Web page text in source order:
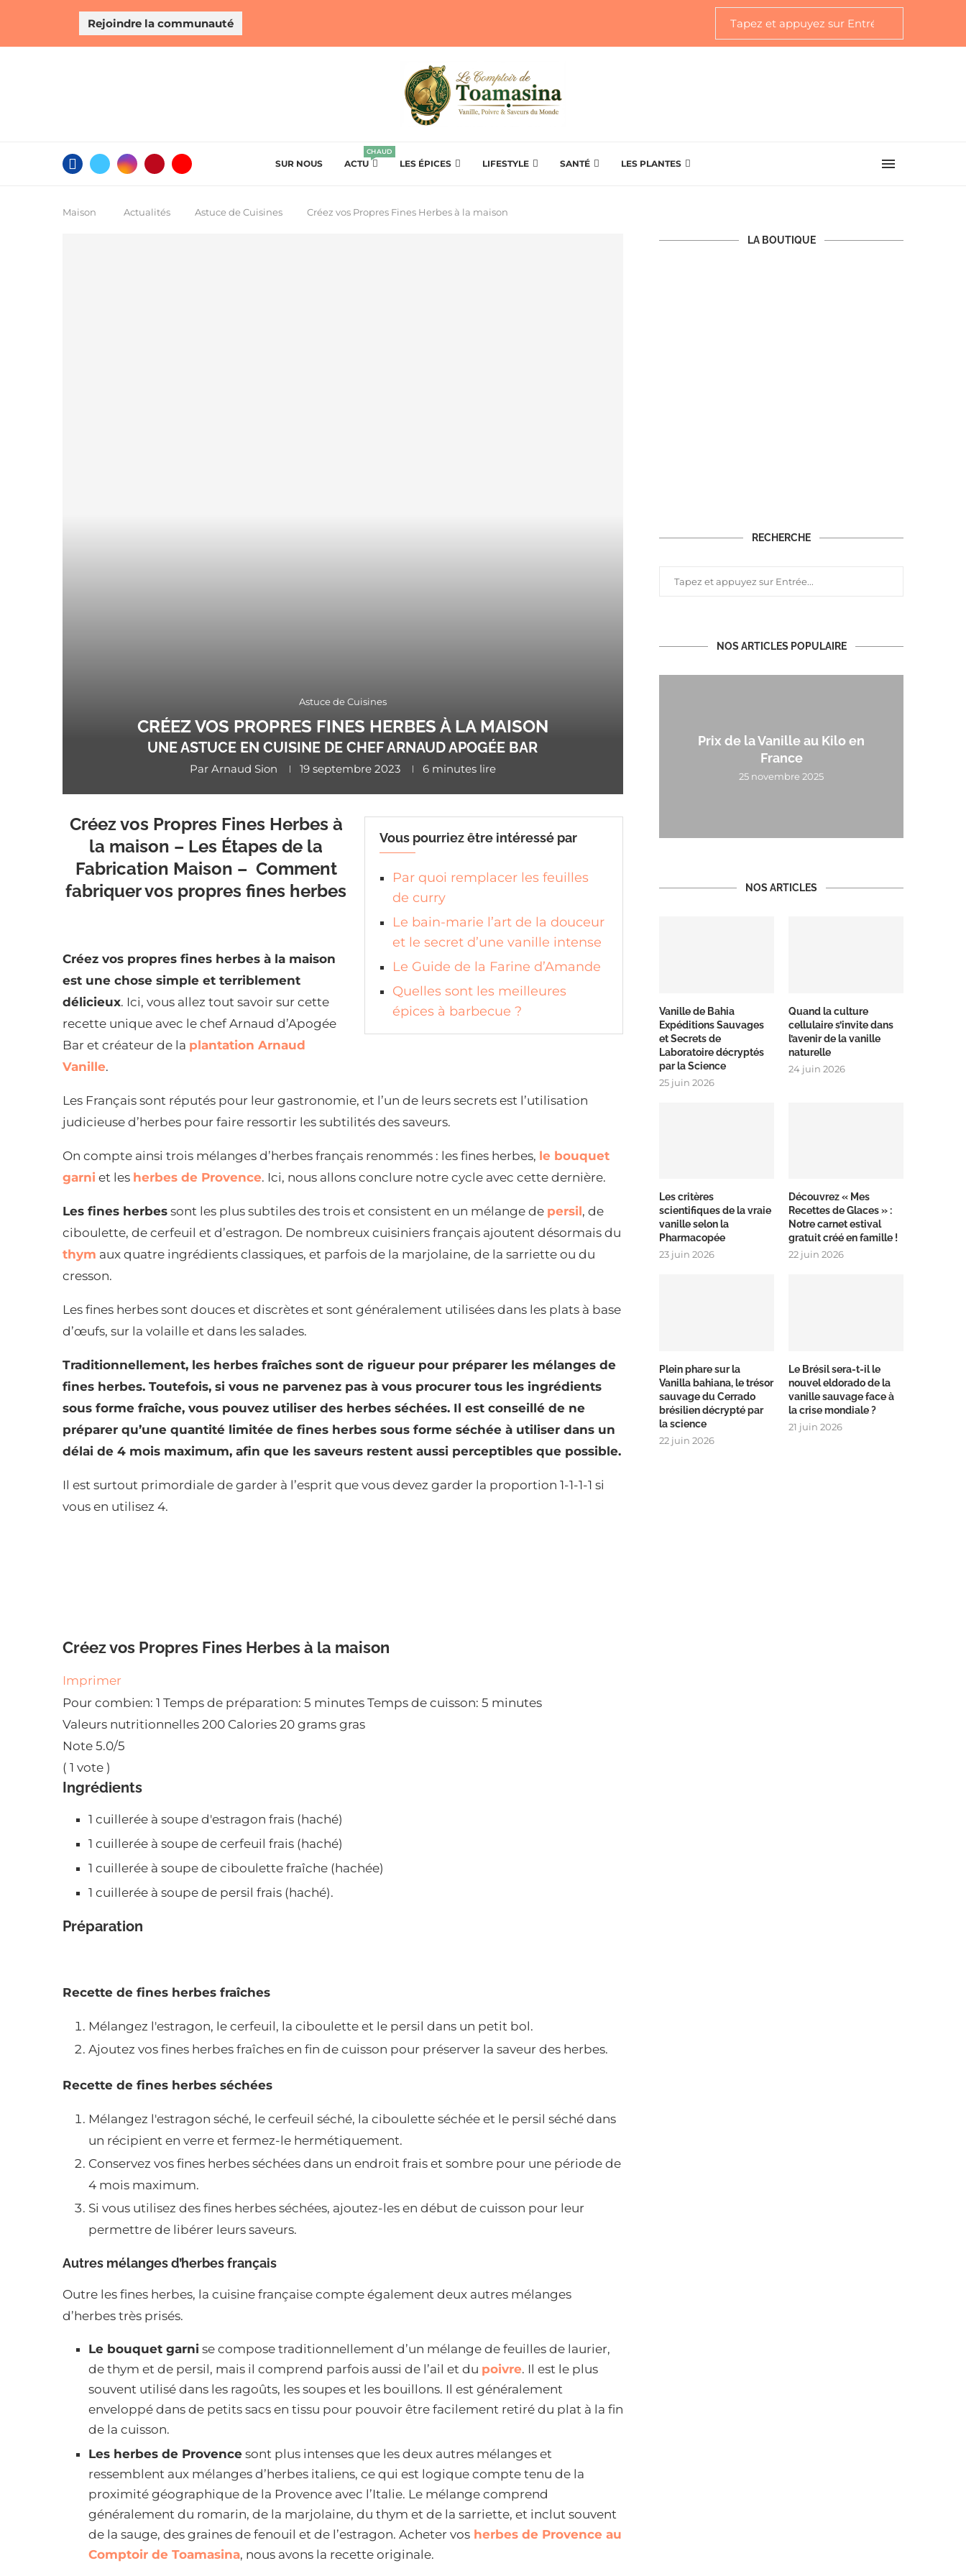
Rejoindre la communauté
SUR NOUS ACTU
CHAUD
LES ÉPICES LIFESTYLE SANTÉ LES PLANTES
Maison Actualités Astuce de Cuisines Créez vos Propres Fines Herbes à la maison
Astuce de Cuisines
CRÉEZ VOS PROPRES FINES HERBES À LA MAISON
UNE ASTUCE EN CUISINE DE CHEF ARNAUD APOGÉE BAR
Par Arnaud Sion 19 septembre 2023 6 minutes lire
Vous pourriez être intéressé par
Par quoi remplacer les feuilles
de curry
Le bain-marie l’art de la douceur
et le secret d’une vanille intense
Le Guide de la Farine d’Amande
Quelles sont les meilleures
épices à barbecue ?
Créez vos Propres Fines Herbes à
la maison – Les Étapes de la
Fabrication Maison – Comment
fabriquer vos propres fines herbes
Créez vos propres fines herbes à la maison
est une chose simple et terriblement
délicieux. Ici, vous allez tout savoir sur cette
recette unique avec le chef Arnaud d’Apogée
Bar et créateur de la plantation Arnaud
Vanille.
Les Français sont réputés pour leur gastronomie, et l’un de leurs secrets est l’utilisation
judicieuse d’herbes pour faire ressortir les subtilités des saveurs.
On compte ainsi trois mélanges d’herbes français renommés : les fines herbes, le bouquet
garni et les herbes de Provence. Ici, nous allons conclure notre cycle avec cette dernière.
Les fines herbes sont les plus subtiles des trois et consistent en un mélange de persil, de
ciboulette, de cerfeuil et d’estragon. De nombreux cuisiniers français ajoutent désormais du
thym aux quatre ingrédients classiques, et parfois de la marjolaine, de la sarriette ou du
cresson.
Les fines herbes sont douces et discrètes et sont généralement utilisées dans les plats à base
d’œufs, sur la volaille et dans les salades.
Traditionnellement, les herbes fraîches sont de rigueur pour préparer les mélanges de
fines herbes. Toutefois, si vous ne parvenez pas à vous procurer tous les ingrédients
sous forme fraîche, vous pouvez utiliser des herbes séchées. Il est conseillé de ne
préparer qu’une quantité limitée de fines herbes sous forme séchée à utiliser dans un
délai de 4 mois maximum, afin que les saveurs restent aussi perceptibles que possible.
Il est surtout primordiale de garder à l’esprit que vous devez garder la proportion 1-1-1-1 si
vous en utilisez 4.
Créez vos Propres Fines Herbes à la maison
Imprimer
Pour combien: 1 Temps de préparation: 5 minutes Temps de cuisson: 5 minutes
Valeurs nutritionnelles 200 Calories 20 grams gras
Note 5.0/5
( 1 vote )
Ingrédients
1 cuillerée à soupe d'estragon frais (haché)
1 cuillerée à soupe de cerfeuil frais (haché)
1 cuillerée à soupe de ciboulette fraîche (hachée)
1 cuillerée à soupe de persil frais (haché).
Préparation
Recette de fines herbes fraîches
Mélangez l'estragon, le cerfeuil, la ciboulette et le persil dans un petit bol.
Ajoutez vos fines herbes fraîches en fin de cuisson pour préserver la saveur des herbes.
Recette de fines herbes séchées
Mélangez l'estragon séché, le cerfeuil séché, la ciboulette séchée et le persil séché dans
un récipient en verre et fermez-le hermétiquement.
Conservez vos fines herbes séchées dans un endroit frais et sombre pour une période de
4 mois maximum.
Si vous utilisez des fines herbes séchées, ajoutez-les en début de cuisson pour leur
permettre de libérer leurs saveurs.
Autres mélanges d’herbes français
Outre les fines herbes, la cuisine française compte également deux autres mélanges
d’herbes très prisés.
Le bouquet garni se compose traditionnellement d’un mélange de feuilles de laurier,
de thym et de persil, mais il comprend parfois aussi de l’ail et du poivre. Il est le plus
souvent utilisé dans les ragoûts, les soupes et les bouillons. Il est généralement
enveloppé dans de petits sacs en tissu pour pouvoir être facilement retiré du plat à la fin
de la cuisson.
Les herbes de Provence sont plus intenses que les deux autres mélanges et
ressemblent aux mélanges d’herbes italiens, ce qui est logique compte tenu de la
proximité géographique de la Provence avec l’Italie. Le mélange comprend
généralement du romarin, de la marjolaine, du thym et de la sarriette, et inclut souvent
de la sauge, des graines de fenouil et de l’estragon. Acheter vos herbes de Provence au
Comptoir de Toamasina, nous avons la recette originale.
LA BOUTIQUE
RECHERCHE
NOS ARTICLES POPULAIRE
Prix de la Vanille au Kilo en
France
25 novembre 2025
NOS ARTICLES
Vanille de Bahia
Expéditions Sauvages
et Secrets de
Laboratoire décryptés
par la Science
25 juin 2026
Quand la culture
cellulaire s’invite dans
l’avenir de la vanille
naturelle
24 juin 2026
Les critères
scientifiques de la vraie
vanille selon la
Pharmacopée
23 juin 2026
Découvrez « Mes
Recettes de Glaces » :
Notre carnet estival
gratuit créé en famille !
22 juin 2026
Plein phare sur la
Vanilla bahiana, le trésor
sauvage du Cerrado
brésilien décrypté par
la science
22 juin 2026
Le Brésil sera-t-il le
nouvel eldorado de la
vanille sauvage face à
la crise mondiale ?
21 juin 2026